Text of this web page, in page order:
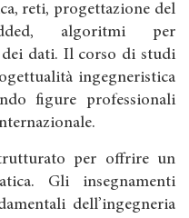
reti, progettazione del
algoritmi per
dei dati. Il corso di studi
ingegneristica
figure professionali
per offrire un
Gli insegnamenti
dell’ingegneria